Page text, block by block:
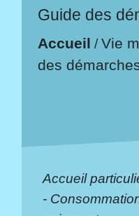
Guide des
Accueil /Vie
des
Accueil
-